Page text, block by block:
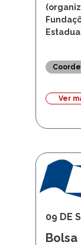
Ver
09 DE